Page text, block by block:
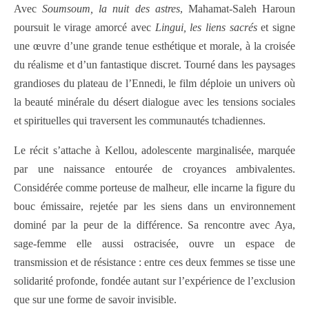
AvecSoumsoum, la nuit des astres, Mahamat-Saleh Haroun
poursuit le virage amorcé avec Lingui, les liens sacréset signe
une œuvre d’une grande tenue esthétique et morale, à la croisée
du réalisme et d’un fantastique discret. Tourné dans les paysages
grandioses du plateau de l’Ennedi, le film déploie un univers où
la beauté minérale du désert dialogue avec les tensions sociales
et spirituelles qui traversent les communautés tchadiennes.
Le récit s’attache à Kellou, adolescente marginalisée, marquée
par une naissance entourée de croyances ambivalentes.
Considérée comme porteuse de malheur, elle incarne la figure du
bouc émissaire, rejetée par les siens dans un environnement
dominé par la peur de la différence. Sa rencontre avec Aya,
sage-femme elle aussi ostracisée, ouvre un espace de
transmission et de résistance : entre ces deux femmes se tisse une
solidarité profonde, fondée autant sur l’expérience de l’exclusion
que sur une forme de savoir invisible.